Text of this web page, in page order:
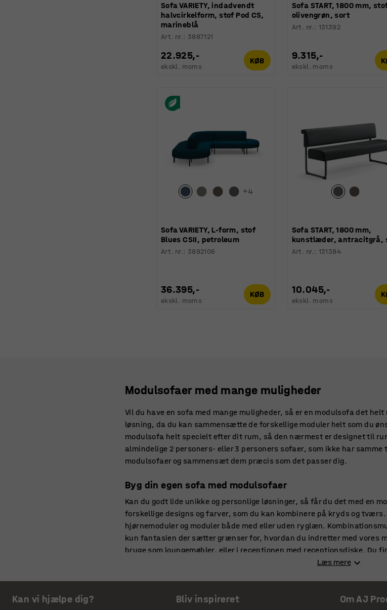
Sofa VARIETY, indadvendt
halvcirkelform, stof Pod CS,
marineblå
Art. nr.: 3887121
22.925,-
ekskl. moms
KØB
Sofa START, 1800 mm,
olivengrøn, sort
Art. nr. : 131392
9.315,-
ekskl. moms
+4
Sofa VARIETY, L-form, stof
Blues CSII, petroleum
Art. nr.: 3892106
36.395,-
ekskl. moms
KØB
Sofa START, 1800 mm,
kunstlæder, antracitgrå,
Art. nr. : 131384
10.045,-
ekskl. moms
Modulsofaer med mange muligheder
Vil du have en sofa med mange muligheder, så er en modulsofa det
løsning, da du kan sammensætte de forskellige moduler helt som du
modulsofa helt specielt efter dit rum, så den nærmest er designet til
almindelige 2 personers- eller 3 personers sofaer, som ikke har
modulsofaer og sammensæt dem præcis som det passer dig.
Byg din egen sofa med modulsofaer
Kan du godt lide unikke og personlige løsninger, så får du det med en
forskellige designs og farver, som du kan kombinere på kryds og
hjørnemoduler og moduler både med eller uden ryglæn.
kun fantasien der sætter grænser for, hvordan du indretter med vores
bruge som loungemøbler, eller i receptionen med receptionsdiske. Du
Har du besluttet dig for at vælge en modulsofa, så er det bare med at
Læs mere
Kan vi hjælpe dig? Bliv inspireret Om AJ